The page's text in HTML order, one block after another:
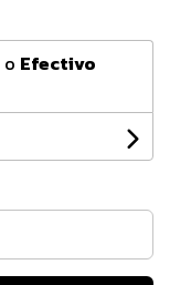
o Efectivo